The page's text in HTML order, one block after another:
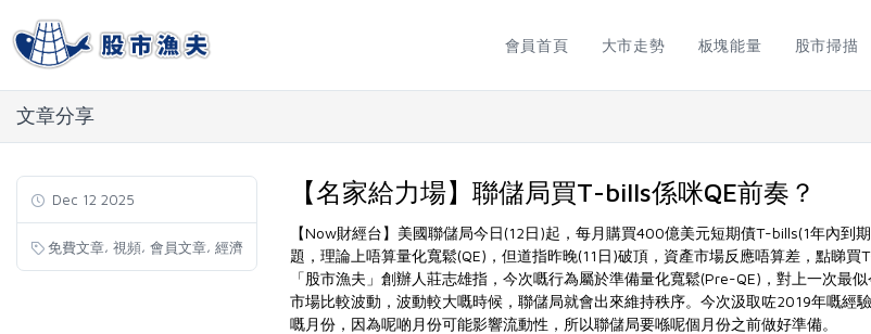
會員首頁 大市走勢 板塊能量 股市掃描
文章分享
Dec 12 2025
免費文章, 視頻, 會員文章, 經濟
【名家給力場】聯儲局買T-bills係咪QE前奏？
【Now財經台】美國聯儲局今日(12日)起，每月購買400億美元短期債T-bills(1年內到
題，理論上唔算量化寬鬆(QE)，但道指昨晚(11日)破頂，資產市場反應唔算差，點睇買
「股市漁夫」創辦人莊志雄指，今次嘅行為屬於準備量化寬鬆(Pre-QE)，對上一次最
市場比較波動，波動較大嘅時候，聯儲局就會出來維持秩序。今次汲取咗2019年嘅經
嘅月份，因為呢啲月份可能影響流動性，所以聯儲局要喺呢個月份之前做好準備。